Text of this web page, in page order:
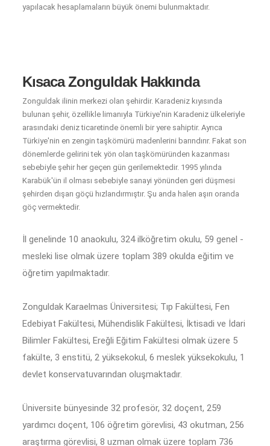
yapılacak hesaplamaların büyük önemi bulunmaktadır.
Kısaca Zonguldak Hakkında
Zonguldak ilinin merkezi olan şehirdir. Karadeniz kıyısında
bulunan şehir, özellikle limanıyla Türkiye'nin Karadeniz ülkeleriyle
arasındaki deniz ticaretinde önemli bir yere sahiptir. Ayrıca
Türkiye'nin en zengin taşkömürü madenlerini barındırır. Fakat son
dönemlerde gelirini tek yön olan taşkömüründen kazanması
sebebiyle şehir her geçen gün gerilemektedir. 1995 yılında
Karabük'ün il olması sebebiyle sanayi yönünden geri düşmesi
şehirden dışarı göçü hızlandırmıştır. Şu anda halen aşırı oranda
göç vermektedir.
İl genelinde 10 anaokulu, 324 ilköğretim okulu, 59 genel -
mesleki lise olmak üzere toplam 389 okulda eğitim ve
öğretim yapılmaktadır.
Zonguldak Karaelmas Üniversitesi; Tıp Fakültesi, Fen
Edebiyat Fakültesi, Mühendislik Fakültesi, İktisadi ve İdari
Bilimler Fakültesi, Ereğli Eğitim Fakültesi olmak üzere 5
fakülte, 3 enstitü, 2 yüksekokul, 6 meslek yüksekokulu, 1
devlet konservatuvarından oluşmaktadır.
Üniversite bünyesinde 32 profesör, 32 doçent, 259
yardımcı doçent, 106 öğretim görevlisi, 43 okutman, 256
araştırma görevlisi, 8 uzman olmak üzere toplam 736